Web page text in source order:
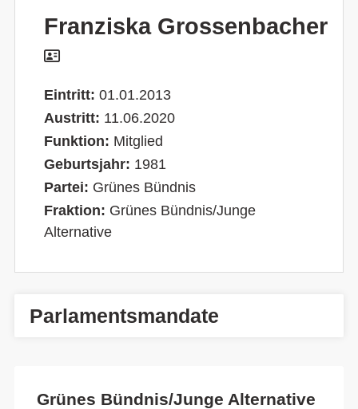
Franziska Grossenbacher
Eintritt: 01.01.2013
Austritt: 11.06.2020
Funktion: Mitglied
Geburtsjahr: 1981
Partei: Grünes Bündnis
Fraktion: Grünes Bündnis/Junge
Alternative
Parlamentsmandate
Grünes Bündnis/Junge Alternative